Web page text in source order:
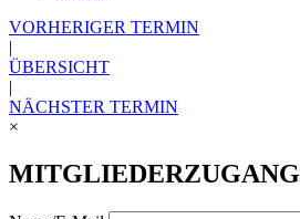
VORHERIGER TERMIN
|
ÜBERSICHT
|
NÄCHSTER TERMIN
×
MITGLIEDERZUGANG